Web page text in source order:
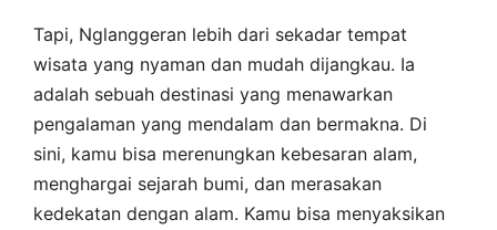
Tapi, Nglanggeran lebih dari sekadar tempat
wisata yang nyaman dan mudah dijangkau. Ia
adalah sebuah destinasi yang menawarkan
pengalaman yang mendalam dan bermakna. Di
sini, kamu bisa merenungkan kebesaran alam,
menghargai sejarah bumi, dan merasakan
kedekatan dengan alam. Kamu bisa menyaksikan